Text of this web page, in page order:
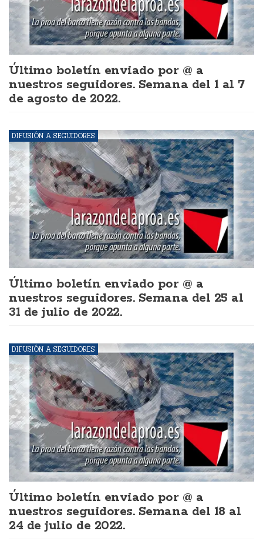
Último boletín enviado por @ a
nuestros seguidores. Semana del 1 al 7
de agosto de 2022.
DIFUSIÓN A SEGUIDORES
Último boletín enviado por @ a
nuestros seguidores. Semana del 25 al
31 de julio de 2022.
DIFUSIÓN A SEGUIDORES
Último boletín enviado por @ a
nuestros seguidores. Semana del 18 al
24 de julio de 2022.